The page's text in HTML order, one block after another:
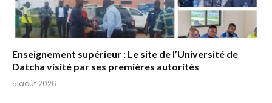
Enseignement supérieur : Le site de l’Université de
Datcha visité par ses premières autorités
5 août 2026